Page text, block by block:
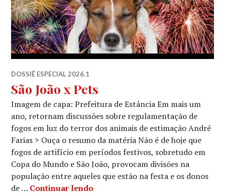
DOSSIÊ ESPECIAL 2026.1
São João x Pets
Imagem de capa: Prefeitura de Estância Em mais um
ano, retornam discussões sobre regulamentação de
fogos em luz do terror dos animais de estimação André
Farias > Ouça o resumo da matéria Não é de hoje que
fogos de artifício em períodos festivos, sobretudo em
Copa do Mundo e São João, provocam divisões na
população entre aqueles que estão na festa e os donos
de … Continuar lendoSão João x Pets